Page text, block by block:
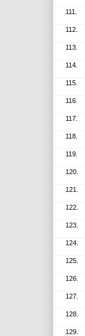
111.
112.
113.
114.
115.
116.
117.
118.
119.
120.
121.
122.
123.
124.
125.
126.
127.
128.
129.